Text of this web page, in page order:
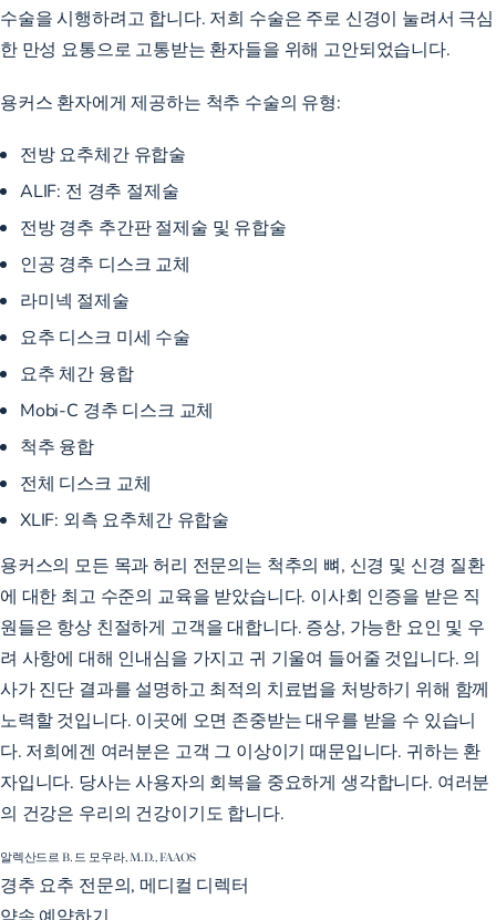
수술을 시행하려고 합니다. 저희 수술은 주로 신경이 눌려서 극심
한 만성 요통으로 고통받는 환자들을 위해 고안되었습니다.
용커스 환자에게 제공하는 척추 수술의 유형:
전방 요추체간 유합술
ALIF: 전 경추 절제술
전방 경추 추간판 절제술 및 유합술
인공 경추 디스크 교체
라미넥 절제술
요추 디스크 미세 수술
요추 체간 융합
Mobi-C 경추 디스크 교체
척추 융합
전체 디스크 교체
XLIF: 외측 요추체간 유합술
용커스의 모든 목과 허리 전문의는 척추의 뼈, 신경 및 신경 질환
에 대한 최고 수준의 교육을 받았습니다. 이사회 인증을 받은 직
원들은 항상 친절하게 고객을 대합니다. 증상, 가능한 요인 및 우
려 사항에 대해 인내심을 가지고 귀 기울여 들어줄 것입니다. 의
사가 진단 결과를 설명하고 최적의 치료법을 처방하기 위해 함께
노력할 것입니다. 이곳에 오면 존중받는 대우를 받을 수 있습니
다. 저희에겐 여러분은 고객 그 이상이기 때문입니다. 귀하는 환
자입니다. 당사는 사용자의 회복을 중요하게 생각합니다. 여러분
의 건강은 우리의 건강이기도 합니다.
알렉산드르 B. 드 모우라, M.D., FAAOS
경추 요추 전문의, 메디컬 디렉터
약속 예약하기